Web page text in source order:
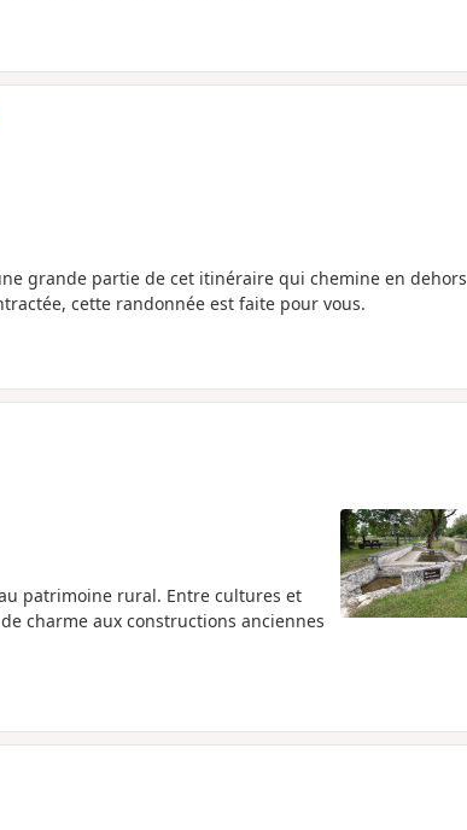
grande partie de cet itinéraire qui chemine en dehors
cette randonnée est faite pour vous.
patrimoine rural. Entre cultures et
charme aux constructions anciennes